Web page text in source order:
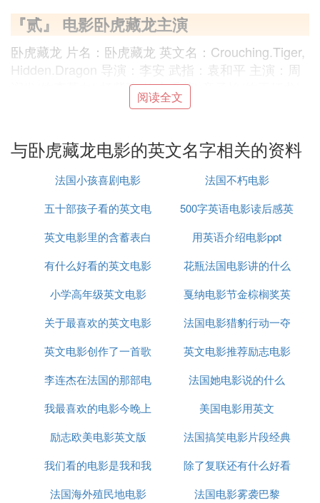
『贰』 电影卧虎藏龙主演
卧虎藏龙 片名：卧虎藏龙 英文名：Crouching.Tiger,
Hidden.Dragon 导演：李安 武指：袁和平 主演：周
润发(饰李慕白) 杨紫琼(饰俞秀莲) 章子怡(饰玉娇龙)
张 震(饰罗小虎) 类型：动作 片长：120分钟 拍摄：
电影合作制片公司 北京华亿业亚影视文化有限责任
公司 上映日期：2000 IMDB评分：8.3/10 (42,507 vo
tes) 参考资料：http://ke..com/view/27115.htm
『叁』 请问：电影《卧虎藏龙》的英文译
什么
Crouching tiger,Hidden Dragon
1.crouch 英[kraʊtʃ] 美[kraʊtʃ]
v. 蹲; 蹲下; 蹲伏;
n. 蹲着的姿势;
[例句]We were crouching in the bushes
现在分词具有双重性，一面具有动词的特征，可以有
自己的宾语和状语；另一面具有形容词和副词的特
征，可以充当表语，定语，状语，补足语，可以表示
主动或正在进行的动作，是非谓语动词的一种。所
以，卧虎的卧用的是crouch的现在分词crouching。
2.hide 英[haɪd] 美[haɪd]
v. 藏; 隐蔽; 躲避; 隐匿; 遮住; 遮挡;
阅读全文
与卧虎藏龙电影的英文名字相关的资料
法国小孩喜剧电影
法国不朽电影
五十部孩子看的英文电
影
500字英语电影读后感英
文作文
英文电影里的含蓄表白
台词
用英语介绍电影ppt
有什么好看的英文电影
动画
花瓶法国电影讲的什么
故事
小学高年级英文电影
戛纳电影节金棕榈奖英
文
关于最喜欢的英文电影
海报
法国电影猎豹行动一夺
命蜂巢
英文电影创作了一首歌
英文电影推荐励志电影
喜剧
李连杰在法国的那部电
影
法国她电影说的什么
我最喜欢的电影今晚上
映英文翻译
美国电影用英文
励志欧美电影英文版
法国搞笑电影片段经典
我们看的电影是我和我
的家乡英语
除了复联还有什么好看
的英文电影
法国海外殖民地电影
法国电影雾袭巴黎